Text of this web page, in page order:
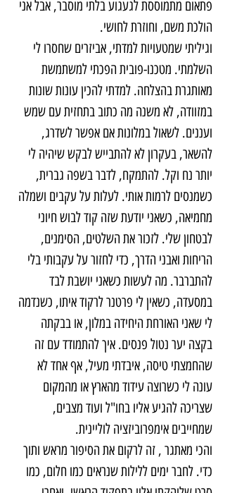
פתאום מתמוססת לגעגוע בלתי מוסבר, אבל אני
הולכת משם, וחוזרת לחושי.
וגיליתי שמטעויות למדתי, אביזרים שחסרו לי
השלמתי. מטכנו-פובית הפכתי למשתמשת
מאותגרת בהצלחה. למדתי להכין עונות שונות
במזוודה, לא משנה מה כתוב בתחזית עם שמש
ועננים. לשאול במלונות אם אפשר לשדרג,
להשאר, בעקרון לא להתבייש לבקש שיהיה לי
יותר נח וקל. להתמקח, לדבר בשפה גברית,
כשמנסים לרמות אותי. לעלות על עקבים ושמלה
מחמיאה, כשאני יודעת שזה קוד לבוש חיוני
לבטחון שלי. לזכור את השלטים, הסימנים,
הריחות ואבני הדרך, כדי לחזור על עקבותי בלי
להתברבר. מה לעשות כשאני יושבת לבד
במסעדה, כשאין לי פרטנר לרקוד איתו, כשנדמה
לי שאני האורחת היחידה במלון, או בבקתה
בקצה יער נטול פנסים. איך להתמודד עם זה
שהחמצתי טיסה, איבדתי מעיל, אף אחד לא
עונה לי כשרוצה עידוד מהארץ או מהמקום
שצריכה להגיע אליו בחו"ל ועוד מצבים,
שמחייבים אימפרוביזציה לוליינית.
והכי מאתגר , זה לרקום את הסיפור מראש ותוך
כדי. לחבר ימים ללילות שנראים כמו חלום, כמו